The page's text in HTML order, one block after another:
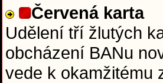
Červená karta
Udělení tří žlutých
obcházení BANu
vede k okamžitému